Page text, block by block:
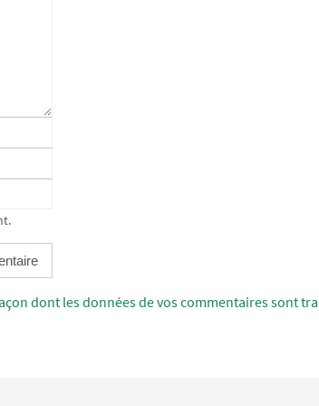
dont les données de vos commentaires sont